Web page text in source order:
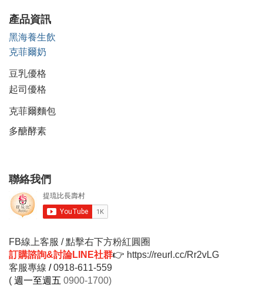
產品資訊
黑海養生飲
克菲爾奶
豆乳優格
起司優格
克菲爾麵包
多醣酵素
聯絡我們
FB線上客服 / 點擊右下方粉紅圓圈
訂購諮詢&討論LINE社群👉 https://reurl.cc/Rr2vLG
客服專線 /0918-611-559
( 週一至週五 0900-1700)